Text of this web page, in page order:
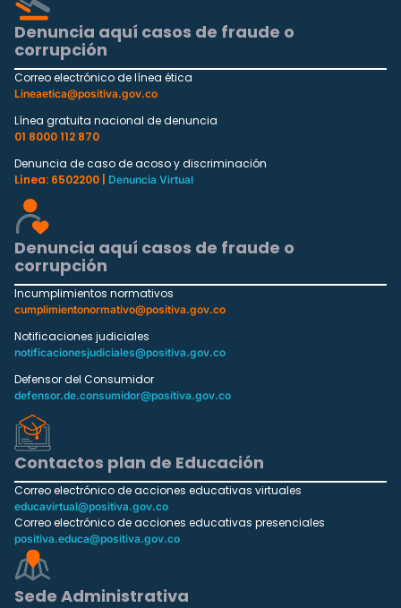
Denuncia aquí casos de fraude o
corrupción
Correo electrónico de línea ética
Lineaetica@positiva.gov.co
Línea gratuita nacional de denuncia
01 8000 112 870
Denuncia de caso de acoso y discriminación
Línea: 6502200 |
Denuncia Virtual
Denuncia aquí casos de fraude o
corrupción
Incumplimientos normativos
cumplimientonormativo@positiva.gov.co
Notificaciones judiciales
notificacionesjudiciales@positiva.gov.co
Defensor del Consumidor
defensor.de.consumidor@positiva.gov.co
Contactos plan de Educación
Correo electrónico de acciones educativas virtuales
educavirtual@positiva.gov.co
Correo electrónico de acciones educativas presenciales
positiva.educa@positiva.gov.co
Sede Administrativa